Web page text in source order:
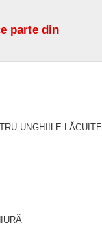
parte din
UNGHIILE LĂCUITE